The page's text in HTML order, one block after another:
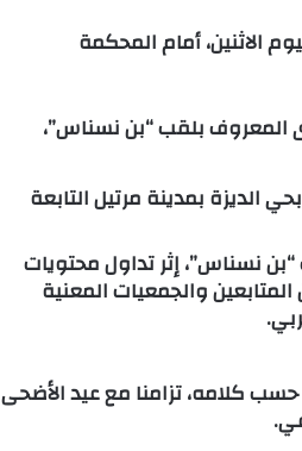
الاثنين، أمام المحكمة
المعروف بلقب “بن نسناس”،
بمدينة مرتيل التابعة
نسناس”، إثر تداول محتويات
والجمعيات المعنية
كلامه، تزامنا مع عيد الأضحى